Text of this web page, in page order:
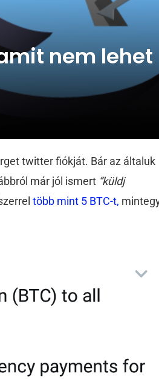
nem lehet
twitter fiókját. Bár az általuk
már jól ismert “küldj
több mint 5 BTC-t,